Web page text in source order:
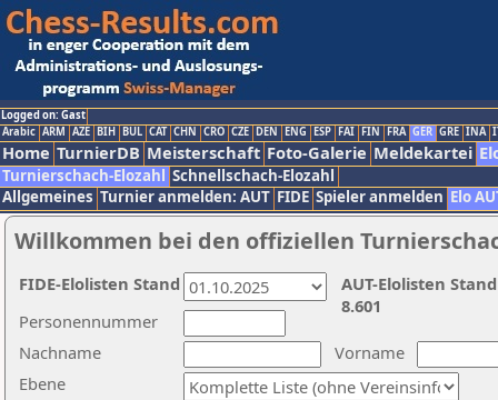
Logged on: Gast
Arabic ARM AZE BIH BUL CAT CHN CRO CZE DEN ENG ESP FAI FIN FRA GER GRE INA
Home TurnierDB Meisterschaft Foto-Galerie Meldekartei
Turnierschach-Elozahl Schnellschach-Elozahl
Allgemeines Turnier anmelden: AUT FIDE Spieler anmelden Elo
Willkommen bei den offiziellen
Nachname
Vorname
Ebene
Personennummer
AUT-Elolisten
8.601
FIDE-Elolisten Stand